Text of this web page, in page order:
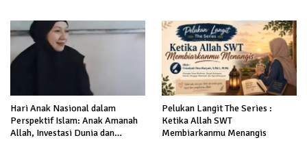
Hari Anak Nasional dalam
Perspektif Islam: Anak Amanah
Allah, Investasi Dunia dan
Pelukan Langit The Series :
Ketika Allah SWT
Membiarkanmu Menangis